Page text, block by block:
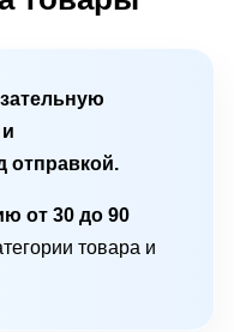
отправкой.
от 30 до 90
товара и